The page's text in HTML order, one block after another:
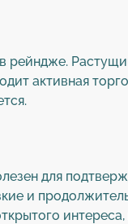
рейндже.
активная
для
и